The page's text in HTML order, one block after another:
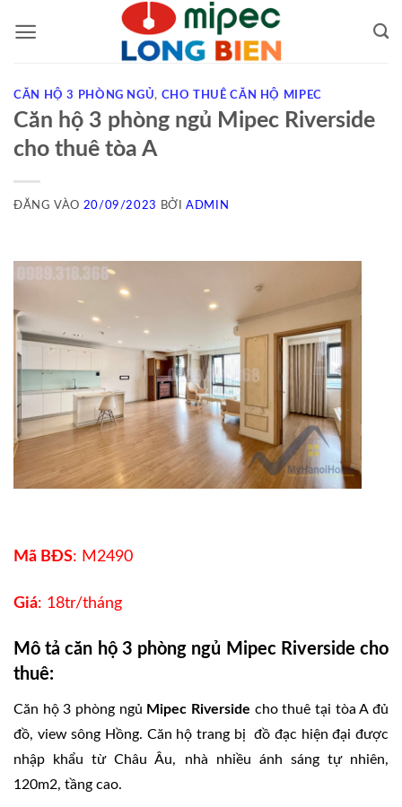
qua
dung
CĂN HỘ 3 PHÒNG NGỦ, CHO THUÊ CĂN HỘ MIPEC
Căn hộ 3 phòng ngủ Mipec Riverside
cho thuê tòa A
ĐĂNG VÀO 20/09/2023 BỞIADMIN
Mã BĐS: M2490
Giá: 18tr/tháng
Mô tả căn hộ 3 phòng ngủ Mipec Riverside cho
thuê:
Căn hộ 3 phòng ngủ Mipec Riverside cho thuê tại tòa A đủ
đồ, view sông Hồng. Căn hộ trang bị đồ đạc hiện đại được
nhập khẩu từ Châu Âu, nhà nhiều ánh sáng tự nhiên,
120m2, tầng cao.